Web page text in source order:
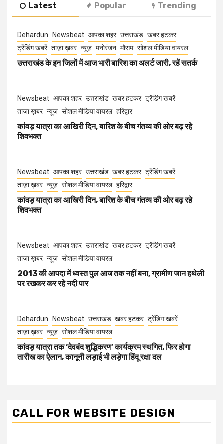
Latest Popular Trending
Dehardun Newsbeat आपका शहर उत्तराखंड खबर हटकर
ट्रेंडिंग खबरें ताज़ा ख़बर न्यूज़ मनोरंजन मौसम सोशल मीडिया वायरल
उत्तराखंड के इन जिलों में आज भारी बारिश का अलर्ट जारी, रहें सतर्क
Newsbeat आपका शहर उत्तराखंड खबर हटकर ट्रेंडिंग खबरें
ताज़ा ख़बर न्यूज़ सोशल मीडिया वायरल हरिद्वार
कांवड़ यात्रा का आखिरी दिन, बारिश के बीच गंतव्य की ओर बढ़ रहे
शिवभक्त
Newsbeat आपका शहर उत्तराखंड खबर हटकर ट्रेंडिंग खबरें
ताज़ा ख़बर न्यूज़ सोशल मीडिया वायरल हरिद्वार
कांवड़ यात्रा का आखिरी दिन, बारिश के बीच गंतव्य की ओर बढ़ रहे
शिवभक्त
Newsbeat आपका शहर उत्तराखंड खबर हटकर ट्रेंडिंग खबरें
ताज़ा ख़बर न्यूज़ सोशल मीडिया वायरल
2013 की आपदा में ध्वस्त पुल आज तक नहीं बना, ग्रामीण जान हथेली
पर रखकर कर रहे नदी पार
Dehardun Newsbeat उत्तराखंड खबर हटकर ट्रेंडिंग खबरें
ताज़ा ख़बर न्यूज़ सोशल मीडिया वायरल
कांवड़ यात्रा तक ‘देवबंद शुद्धिकरण’ कार्यक्रम स्थगित, फिर होगा
तारीख का ऐलान, कानूनी लड़ाई भी लड़ेगा हिंदू रक्षा दल
CALL FOR WEBSITE DESIGN